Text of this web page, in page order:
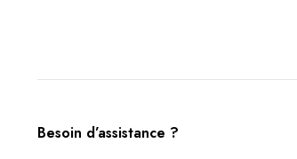
Besoin d’assistance ?